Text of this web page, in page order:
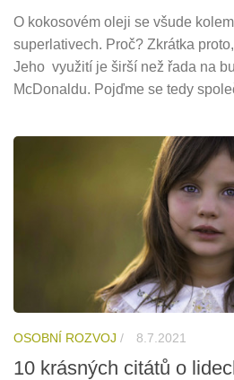
O kokosovém oleji se všude
superlativech. Proč? Zkrátka
Jeho využití je širší než řada na
McDonaldu. Pojďme se tedy
OSOBNÍ ROZVOJ / 8.7.2021
10 krásných citátů o